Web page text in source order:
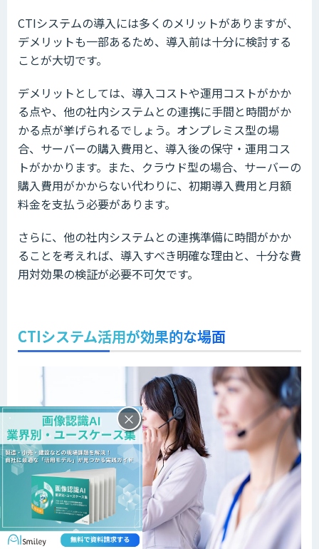
CTIシステムの導入には多くのメリットがありますが、
デメリットも一部あるため、導入前は十分に検討する
ことが大切です。
デメリットとしては、導入コストや運用コストがかか
る点や、他の社内システムとの連携に手間と時間がか
かる点が挙げられるでしょう。オンプレミス型の場
合、サーバーの購入費用と、導入後の保守・運用コス
トがかかります。また、クラウド型の場合、サーバーの
購入費用がかからない代わりに、初期導入費用と月額
料金を支払う必要があります。
さらに、他の社内システムとの連携準備に時間がかか
ることを考えれば、導入すべき明確な理由と、十分な費
用対効果の検証が必要不可欠です。
CTIシステム活用が効果的な場面
×